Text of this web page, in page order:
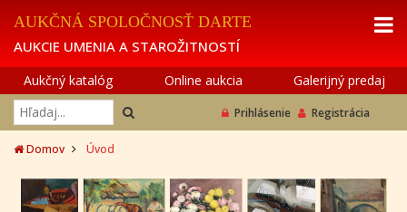
AUKČNÁ SPOLOČNOSŤ DARTE
AUKCIE UMENIA A STAROŽITNOSTÍ
Aukčný katalóg Online aukcia Galerijný predaj
Prihlásenie Registrácia
Domov Úvod